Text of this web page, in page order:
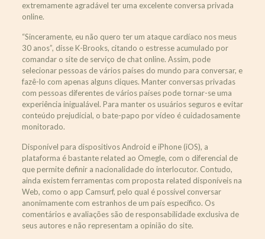
extremamente agradável ter uma excelente conversa privada
online.
“Sinceramente, eu não quero ter um ataque cardíaco nos meus
30 anos”, disse K-Brooks, citando o estresse acumulado por
comandar o site de serviço de chat online. Assim, pode
selecionar pessoas de vários países do mundo para conversar, e
fazê-lo com apenas alguns cliques. Manter conversas privadas
com pessoas diferentes de vários países pode tornar-se uma
experiência inigualável. Para manter os usuários seguros e evitar
conteúdo prejudicial, o bate-papo por vídeo é cuidadosamente
monitorado.
Disponível para dispositivos Android e iPhone (iOS), a
plataforma é bastante related ao Omegle, com o diferencial de
que permite definir a nacionalidade do interlocutor. Contudo,
ainda existem ferramentas com proposta related disponíveis na
Web, como o app Camsurf, pelo qual é possível conversar
anonimamente com estranhos de um país específico. Os
comentários e avaliações são de responsabilidade exclusiva de
seus autores e não representam a opinião do site.